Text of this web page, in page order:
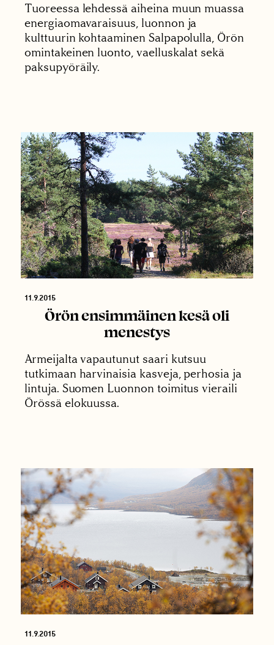
Tuoreessa lehdessä aiheina muun muassa
energiaomavaraisuus, luonnon ja
kulttuurin kohtaaminen Salpapolulla, Örön
omintakeinen luonto, vaelluskalat sekä
paksupyöräily.
11.9.2015
Örön ensimmäinen kesä oli
menestys
Armeijalta vapautunut saari kutsuu
tutkimaan harvinaisia kasveja, perhosia ja
lintuja. Suomen Luonnon toimitus vieraili
Örössä elokuussa.
11.9.2015